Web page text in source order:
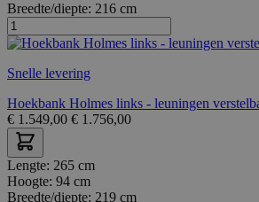
Breedte/diepte: 216 cm
Snelle levering
Hoekbank Holmes links - leuningen
€ 1.549,00 € 1.756,00
Lengte: 265 cm
Hoogte: 94 cm
Breedte/diepte: 219 cm